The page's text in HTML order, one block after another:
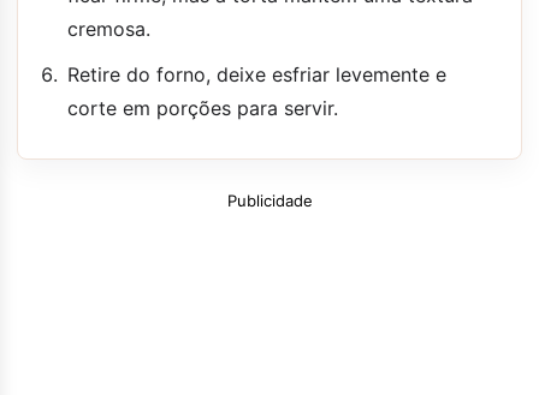
cremosa.
Retire do forno, deixe esfriar levemente e
corte em porções para servir.
Publicidade